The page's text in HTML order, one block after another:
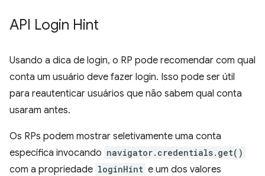
API Login Hint
Usando a dica de login, o RP pode recomendar com qual
conta um usuário deve fazer login. Isso pode ser útil
para reautenticar usuários que não sabem qual conta
usaram antes.
Os RPs podem mostrar seletivamente uma conta
específica invocando navigator.credentials.get()
com a propriedade loginHint e um dos valores